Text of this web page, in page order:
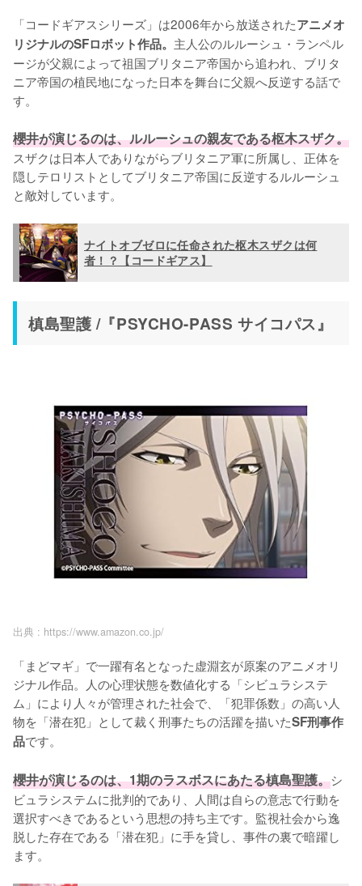
「コードギアスシリーズ」は2006年から放送されたアニメオ
リジナルのSFロボット作品。 主人公のルルーシュ・ランペル
ージが父親によって祖国ブリタニア帝国から追われ、ブリタ
ニア帝国の植民地になった日本を舞台に父親へ反逆する話で
す。
櫻井が演じるのは、ルルーシュの親友である枢木スザク。
スザクは日本人でありながらブリタニア軍に所属し、正体を
隠しテロリストとしてブリタニア帝国に反逆するルルーシュ
と敵対しています。
ナイトオブゼロに任命された枢木スザクは何
者！？【コードギアス】
槙島聖護 /『PSYCHO-PASS サイコパス』
出典 : https://www.amazon.co.jp/
「まどマギ」で一躍有名となった虚淵玄が原案のアニメオリ
ジナル作品。人の心理状態を数値化する「シビュラシステ
ム」により人々が管理された社会で、「犯罪係数」の高い人
物を「潜在犯」として裁く刑事たちの活躍を描いたSF刑事作
品です。
櫻井が演じるのは、1期のラスボスにあたる槙島聖護。シ
ビュラシステムに批判的であり、人間は自らの意志で行動を
選択すべきであるという思想の持ち主です。監視社会から逸
脱した存在である「潜在犯」に手を貸し、事件の裏で暗躍し
ます。